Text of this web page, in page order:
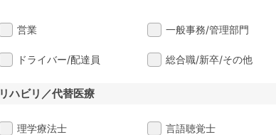
営業 一般事務/管理部門
ドライバー/配達員 総合職/新卒/その他
リハビリ／代替医療
理学療法士 言語聴覚士